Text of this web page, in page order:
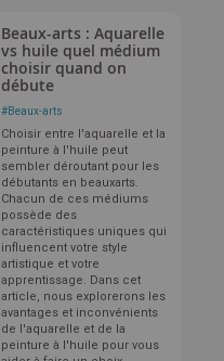
Beaux-arts : Aquarelle
vs huile quel médium
choisir quand on
débute
#Beaux-arts
Choisir entre l'aquarelle et la
peinture à l'huile peut
sembler déroutant pour les
débutants en beauxarts.
Chacun de ces médiums
possède des
caractéristiques uniques qui
influencent votre style
artistique et votre
apprentissage. Dans cet
article, nous explorerons les
avantages et inconvénients
de l'aquarelle et de la
peinture à l'huile pour vous